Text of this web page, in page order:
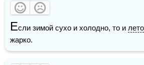
Если зимой сухо и холодно, то и
жарко.